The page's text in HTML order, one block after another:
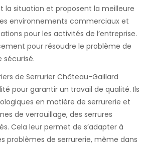
la situation et proposent la meilleure
environnements commerciaux et
pour les activités de l’entreprise.
pour résoudre le problème de
de Serrurier Château-Gaillard
pour garantir un travail de qualité. Ils
en matière de serrurerie et
de verrouillage, des serrures
Cela leur permet de s’adapter à
problèmes de serrurerie, même dans